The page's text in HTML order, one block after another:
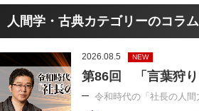
人間学・古典カテゴリーのコラム
2026.08.5 NEW
第86回 「言葉狩り
令和時代の「社長の人間